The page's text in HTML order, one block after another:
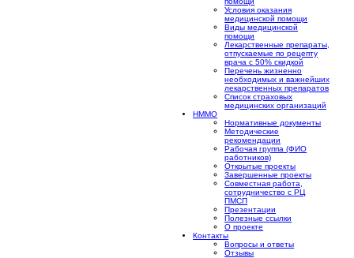
Условия оказания
медицинской помощи
Виды медицинской
помощи
Лекарственные препараты,
отпускаемые по рецепту
врача с 50% скидкой
Перечень жизненно
необходимых и важнейших
лекарственных препаратов
Список страховых
медицинских организаций
НММО
Нормативные документы
Методические
рекомендации
Рабочая группа (ФИО
работников)
Открытые проекты
Завершенные проекты
Совместная работа,
сотрудничество с РЦ
ПМСП
Презентации
Полезные ссылки
О проекте
Контакты
Вопросы и ответы
Отзывы